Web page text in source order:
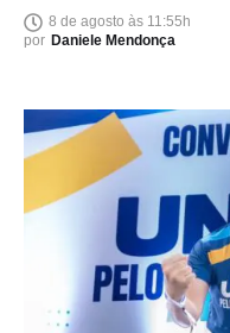
Amazonas
8 de agosto às 11:55h
por Daniele Mendonça